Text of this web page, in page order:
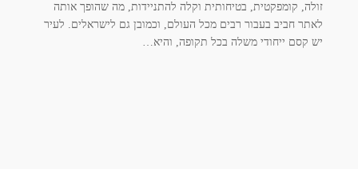
זולה, קומפקטית, בטיחותית וקלה להתניידות, מה שהופך אותה
לאתר חביב בעבור רבים מכל העולם, וכמובן גם לישראלים. לעיר
יש קסם ייחודי משלה בכל תקופה, והיא…